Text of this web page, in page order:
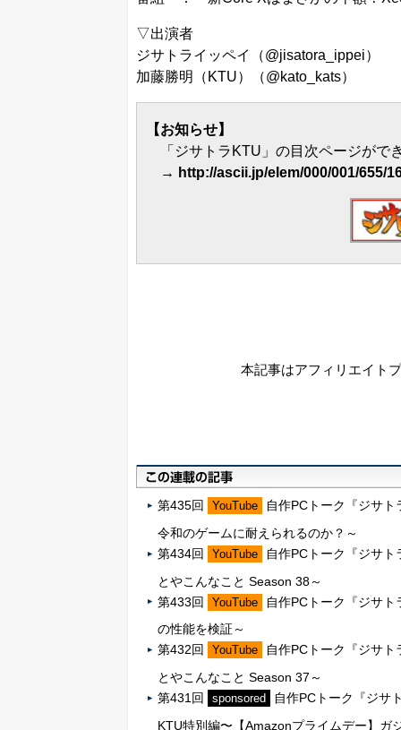
▽出演者
ジサトライッペイ（@jisatora_ippei）
加藤勝明（KTU）（@kato_kats）
【お知らせ】
「ジサトラKTU」の目次ページがで
→ http://ascii.jp/elem/000/001/655/
本記事はアフィリエイト
第435回 YouTube
自作PCトーク『ジサ
令和のゲームに耐えられるのか？～
第434回
YouTube
自作PCトーク『ジサ
とやこんなこと Season 38～
第433回
YouTube
自作PCトーク『ジサ
の性能を検証～
第432回
YouTube
自作PCトーク『ジサ
とやこんなこと Season 37～
第431回
sponsored
自作PCトーク『ジサ
KTU特別編〜【Amazonプライムデー】ガ